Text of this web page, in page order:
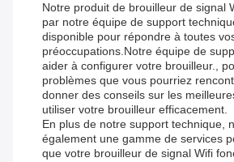
Notre produit de brouilleur de signal
par notre équipe de support
disponible pour répondre à toutes
préoccupations.Notre équipe de
aider à configurer votre brouilleur.,
problèmes que vous pourriez
donner des conseils sur les
utiliser votre brouilleur efficacement.
En plus de notre support technique,
également une gamme de services
que votre brouilleur de signal Wifi